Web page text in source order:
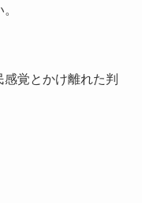
覚とかけ離れた判